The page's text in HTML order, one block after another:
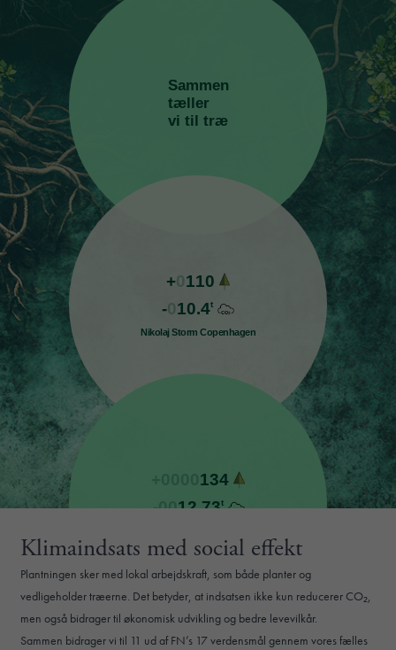
Klimaindsats med social effekt
Plantningen sker med lokal arbejdskraft, som både planter og
vedligeholder træerne. Det betyder, at indsatsen ikke kun reducerer CO₂,
men også bidrager til økonomisk udvikling og bedre levevilkår.
Sammen bidrager vi til 11 ud af FN’s 17 verdensmål gennem vores fælles